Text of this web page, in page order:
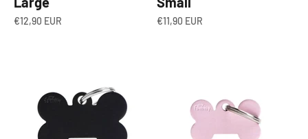
Aanbiedingsprijs
€12,90 EUR Aanbiedingsprijs
€11,90 EUR